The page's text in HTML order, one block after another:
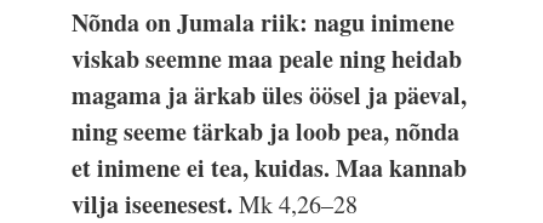
Nõnda on Jumala riik: nagu inimene
viskab seemne maa peale ning heidab
magama ja ärkab üles öösel ja päeval,
ning seeme tärkab ja loob pea, nõnda
et inimene ei tea, kuidas. Maa kannab
vilja iseenesest.Mk 4,26–28